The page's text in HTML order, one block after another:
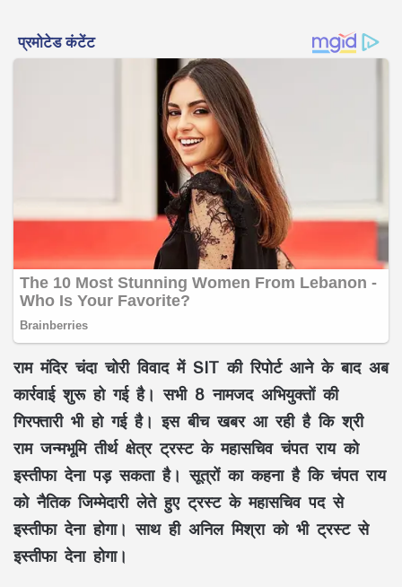
राम मंदिर चंदा चोरी विवाद में SIT की रिपोर्ट आने के बाद अब
कार्रवाई शुरू हो गई है। सभी 8 नामजद अभियुक्तों की
गिरफ्तारी भी हो गई है। इस बीच खबर आ रही है कि श्री
राम जन्मभूमि तीर्थ क्षेत्र ट्रस्ट के महासचिव चंपत राय को
इस्तीफा देना पड़ सकता है। सूत्रों का कहना है कि चंपत राय
को नैतिक जिम्मेदारी लेते हुए ट्रस्ट के महासचिव पद से
इस्तीफा देना होगा। साथ ही अनिल मिश्रा को भी ट्रस्ट से
इस्तीफा देना होगा।